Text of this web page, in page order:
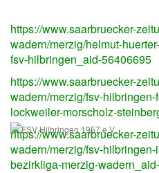
https://www.saarbruecker-
wadern/merzig/helmut-
fsv-hilbringen_aid-56406695
https://www.saarbruecker-
wadern/merzig/fsv-
lockweiler-morscholz-
https://www.saarbruecker-
wadern/merzig/fsv-
bezirkliga-merzig-